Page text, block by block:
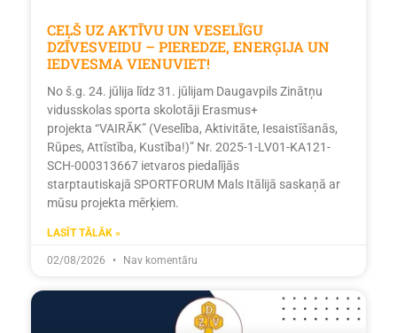
CEĻŠ UZ AKTĪVU UN VESELĪGU
DZĪVESVEIDU – PIEREDZE, ENERĢIJA UN
IEDVESMA VIENUVIET!
No š.g. 24. jūlija līdz 31. jūlijam Daugavpils Zinātņu
vidusskolas sporta skolotāji Erasmus+
projekta “VAIRĀK” (Veselība, Aktivitāte, Iesaistīšanās,
Rūpes, Attīstība, Kustība!)” Nr. 2025-1-LV01-KA121-
SCH-000313667 ietvaros piedalījās
starptautiskajā SPORTFORUM Mals Itālijā saskaņā ar
mūsu projekta mērķiem.
LASĪT TĀLĀK »
02/08/2026 Nav komentāru